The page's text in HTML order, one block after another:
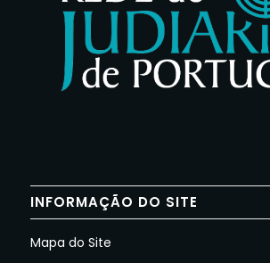
INFORMAÇÃO DO SITE
Mapa do Site